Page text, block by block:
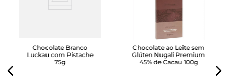
Chocolate Branco
Luckau com Pistache
75g
Chocolate ao Leite sem
Glúten Nugali Premium
45% de Cacau 100g